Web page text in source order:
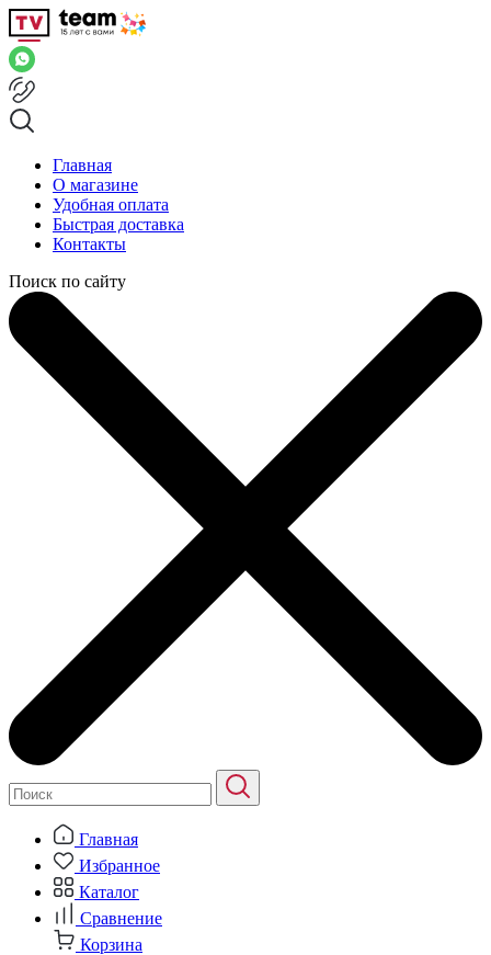
Главная
О магазине
Удобная оплата
Быстрая доставка
Контакты
Поиск по сайту
Главная
Избранное
Каталог
Сравнение
Корзина